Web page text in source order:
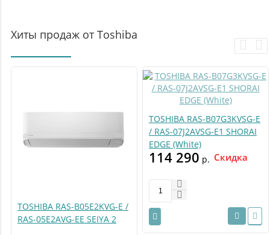
Хиты продаж от Toshiba
TOSHIBA RAS-B05E2KVG-E /
RAS-05E2AVG-EE SEIYA 2
TOSHIBA RAS-B07G3KVSG-E
/ RAS-07J2AVSG-E1 SHORAI
EDGE (White)
114 290 р. Скидка